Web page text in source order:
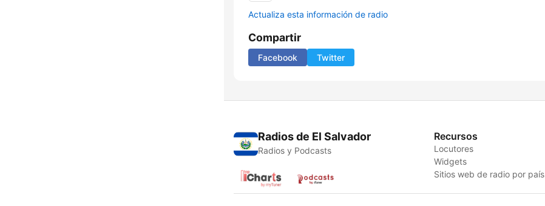
Actualiza esta información de radio
Compartir
Facebook Twitter
Radios de El Salvador
Radios y Podcasts
Recursos
Locutores
Widgets
Sitios web de radio por país